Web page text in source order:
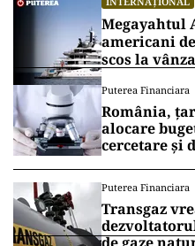
mil. cazuri de infectare
aproximativ 452.000
Vrei să fii mereu la
Puterea.ro și pe
INTERNAȚIONAL
Se naște un
Saudită,
forțele